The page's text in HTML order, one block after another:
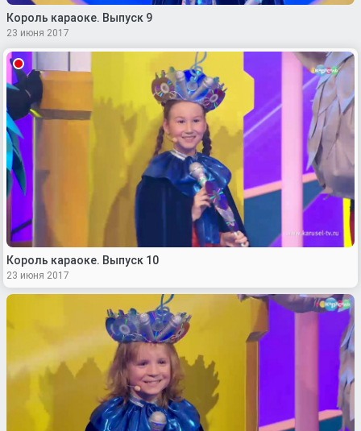
Король караоке. Выпуск 9
23 июня 2017
Король караоке. Выпуск 10
23 июня 2017